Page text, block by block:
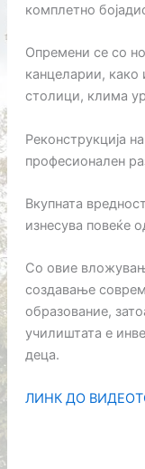
комплетно
Опремени се со
канцеларии, како
столици, клима
Реконструкција
професионален
Вкупната
изнесува повеќе
Со овие
создавање
образование,
училиштата е
деца.
ЛИНК ДО